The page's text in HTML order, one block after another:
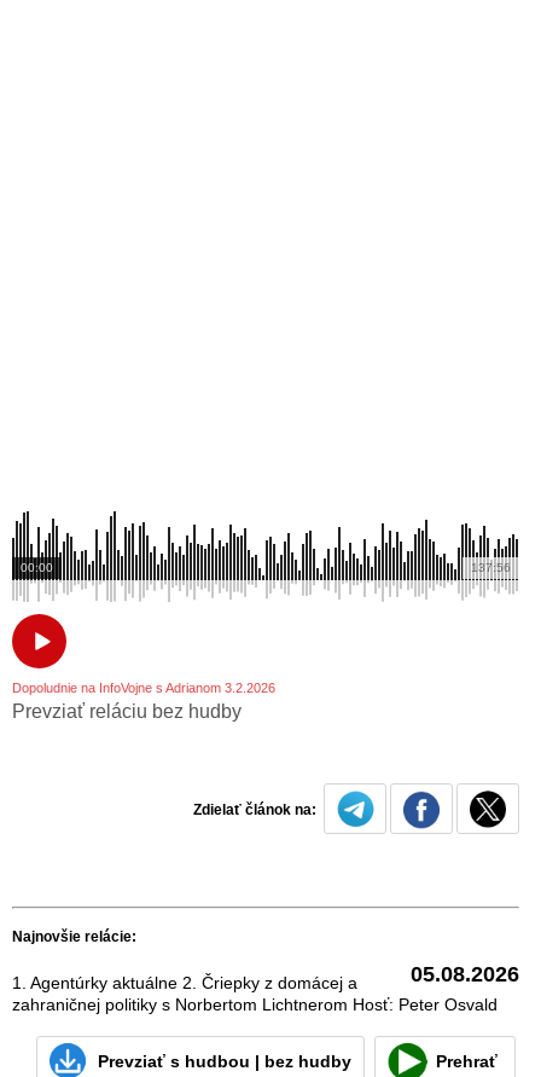
137:56
00:00
Dopoludnie na InfoVojne s Adrianom 3.2.2026
Prevziať reláciu bez hudby
Zdielať článok na:
Najnovšie relácie:
05.08.2026
1. Agentúrky aktuálne 2. Čriepky z domácej a
zahraničnej politiky s Norbertom Lichtnerom Hosť: Peter Osvald
Prevziať s hudbou | bez hudby Prehrať